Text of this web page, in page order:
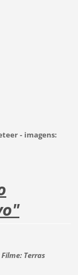
- imagens:
Terras